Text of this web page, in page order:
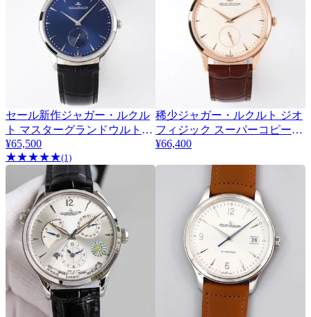
セール新作ジャガー・ルクル
ト マスターグランドウルトラ
スリム コピー スモールセコン
ド 40mm Jan90332
¥65,500
★★★★★(1)
稀少ジャガー・ルクルト ジオ
フィジック スーパーコピー
40mm Jar18102
¥66,400